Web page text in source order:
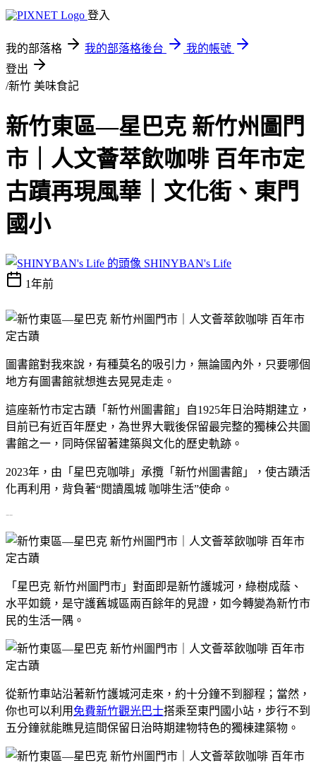
登入
我的部落格 我的部落格後台
我的帳號
登出
/新竹 美味食記
新竹東區—星巴克 新竹州圖門
市｜人文薈萃飲咖啡 百年市定
古蹟再現風華｜文化街、東門
國小
SHINYBAN's Life
1年前
圖書館對我來說，有種莫名的吸引力，無論國內外，只要哪個
地方有圖書館就想進去晃晃走走。
這座新竹市定古蹟「新竹州圖書館」自1925年日治時期建立，
目前已有近百年歷史，為世界大戰後保留最完整的獨棟公共圖
書館之一，同時保留著建築與文化的歷史軌跡。
2023年，由「星巴克咖啡」承攬「新竹州圖書館」，使古蹟活
化再利用，背負著“閱讀風城 咖啡生活”使命。
--
「星巴克 新竹州圖門市」對面即是新竹護城河，綠樹成蔭、
水平如鏡，是守護舊城區兩百餘年的見證，如今轉變為新竹市
民的生活一隅。
從新竹車站沿著新竹護城河走來，約十分鐘不到腳程；當然，
你也可以利用 免費新竹觀光巴士搭乘至東門國小站，步行不到
五分鐘就能瞧見這間保留日治時期建物特色的獨棟建築物。